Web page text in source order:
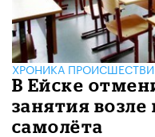
ХРОНИКА
В Ейске
занятия
самолёта